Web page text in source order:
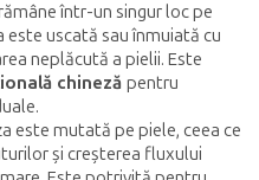
într-un singur loc pe
uscată sau înmuiată cu
neplăcută a pielii. Este
chineză pentru
este mutată pe piele, ceea ce
și creșterea fluxului